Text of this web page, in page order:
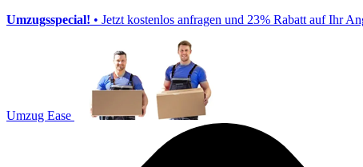
Umzugsspecial! • Jetzt kostenlos anfragen und 23% Rabatt auf Ihr
Umzug Ease